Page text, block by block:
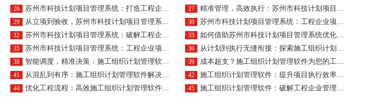
26 苏州市科技计划项目管理系统：打造工程企业项目管理的数字化未来 27 精准管理，高效执行：苏州市科技计划项目管理系统引领工程企业管理新风尚
29 从立项到验收，苏州市科技计划项目管理系统全程护航工程企业管理 30 苏州市科技计划项目管理系统：工程企业项目透明化管理的推手
32 苏州市科技计划项目管理系统：破解工程企业项目执行难题的密钥 33 如何借助苏州市科技计划项目管理系统优化资源配置与进度控制？
35 苏州市科技计划项目管理系统：工程企业项目管理的智慧引擎 36 从计划到执行无缝衔接：探索施工组织计划管理软件在工程企业中的应用价值
38 智能调度，精准决策：施工组织计划管理软件重塑工程管理格局 39 成本超支？施工组织计划管理软件为您的工程财务护航
41 从混乱到有序：施工组织计划管理软件解决工程管理瓶颈 42 施工组织计划管理软件：提升项目执行效率与透明度的关键
44 优化工程流程：高效施工组织计划管理软件解决方案 45 施工组织计划管理软件：破解工程企业管理混乱的利器